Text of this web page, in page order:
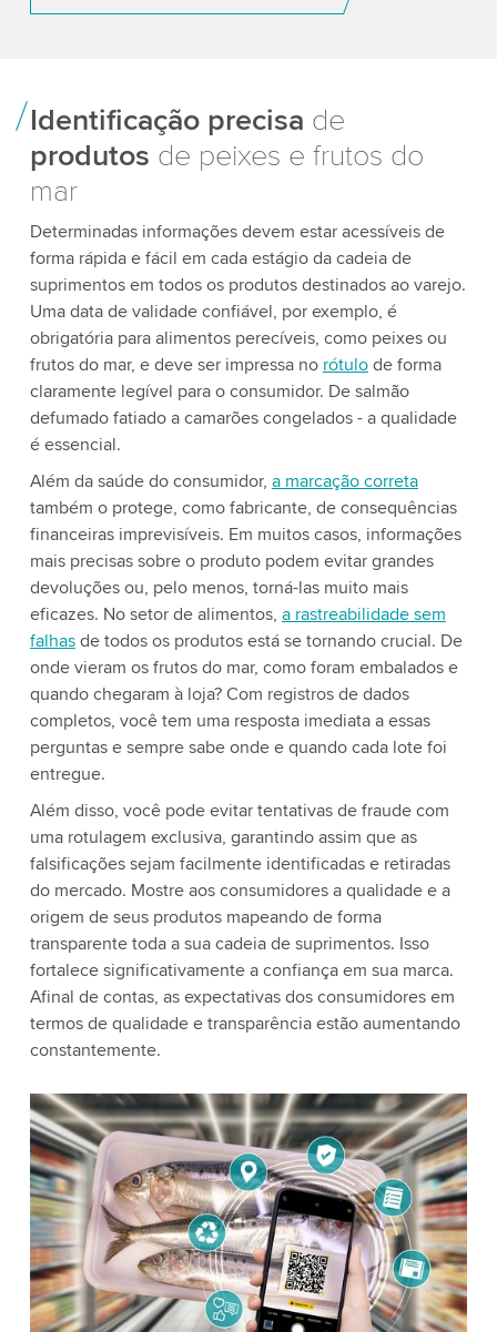
Identificação precisa de
produtos de peixes e frutos do
mar
Determinadas informações devem estar acessíveis de
forma rápida e fácil em cada estágio da cadeia de
suprimentos em todos os produtos destinados ao varejo.
Uma data de validade confiável, por exemplo, é
obrigatória para alimentos perecíveis, como peixes ou
frutos do mar, e deve ser impressa no rótulode forma
claramente legível para o consumidor. De salmão
defumado fatiado a camarões congelados - a qualidade
é essencial.
Além da saúde do consumidor, a marcação correta
também o protege, como fabricante, de consequências
financeiras imprevisíveis. Em muitos casos, informações
mais precisas sobre o produto podem evitar grandes
devoluções ou, pelo menos, torná-las muito mais
eficazes. No setor de alimentos, a rastreabilidade sem
falhasde todos os produtos está se tornando crucial. De
onde vieram os frutos do mar, como foram embalados e
quando chegaram à loja? Com registros de dados
completos, você tem uma resposta imediata a essas
perguntas e sempre sabe onde e quando cada lote foi
entregue.
Além disso, você pode evitar tentativas de fraude com
uma rotulagem exclusiva, garantindo assim que as
falsificações sejam facilmente identificadas e retiradas
do mercado. Mostre aos consumidores a qualidade e a
origem de seus produtos mapeando de forma
transparente toda a sua cadeia de suprimentos. Isso
fortalece significativamente a confiança em sua marca.
Afinal de contas, as expectativas dos consumidores em
termos de qualidade e transparência estão aumentando
constantemente.